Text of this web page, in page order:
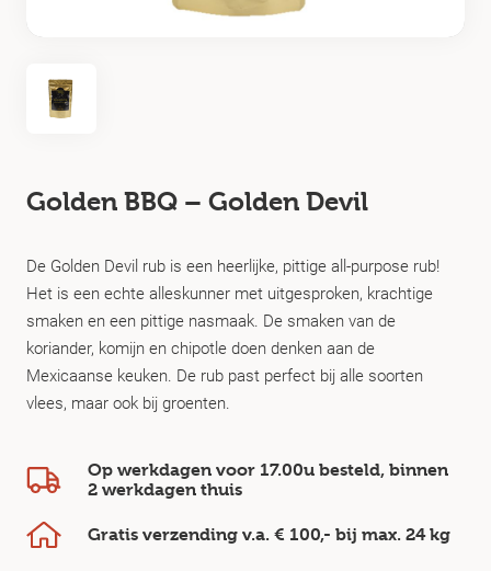
Golden BBQ – Golden Devil
De Golden Devil rub is een heerlijke, pittige all-purpose rub!
Het is een echte alleskunner met uitgesproken, krachtige
smaken en een pittige nasmaak. De smaken van de
koriander, komijn en chipotle doen denken aan de
Mexicaanse keuken. De rub past perfect bij alle soorten
vlees, maar ook bij groenten.
Op werkdagen voor 17.00u besteld, binnen
2 werkdagen thuis
Gratis verzending v.a. € 100,- bij max. 24 kg